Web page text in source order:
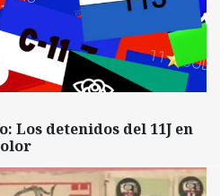
Los detenidos del 11J en